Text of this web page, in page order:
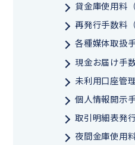
貸金庫使用料（
再発行手数料
各種媒体取扱
現金お届け手
未利用口座管
個人情報開示
取引明細表発
夜間金庫使用